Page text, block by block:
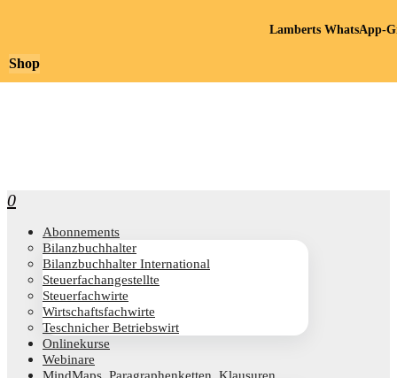
0
Abon­ne­ments
Bilanz­buch­hal­ter
Bilanz­buch­hal­ter International
Steu­er­fach­an­ge­stell­te
Steu­er­fach­wir­te
Wirt­schafts­fach­wir­te
Teschni­cher Betriebswirt
Online­kur­se
Web­i­na­re
Mind­Maps, Para­gra­phen­ket­ten, Klausuren
Shop
Lamberts WhatsApp-